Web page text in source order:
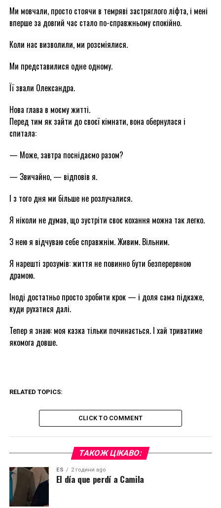
Ми мовчали, просто стоячи в темряві застряглого ліфта, і мені
вперше за довгий час стало по-справжньому спокійно.
Коли нас визволили, ми розсміялися.
Ми представилися одне одному.
Її звали Олександра.
Нова глава в моєму житті.
Перед тим як зайти до своєї кімнати, вона обернулася і
спитала:
— Може, завтра поснідаємо разом?
— Звичайно, — відповів я.
І з того дня ми більше не розлучалися.
Я ніколи не думав, що зустріти своє кохання можна так легко.
З нею я відчуваю себе справжнім. Живим. Вільним.
Я нарешті зрозумів: життя не повинно бути безперервною
драмою.
Іноді достатньо просто зробити крок — і доля сама підкаже,
куди рухатися далі.
Тепер я знаю: моя казка тільки починається. І хай триватиме
якомога довше.
RELATED TOPICS:
CLICK TO COMMENT
ТАКОЖ ЦІКАВО:
ES 2 години ago
El día que perdí a Camila